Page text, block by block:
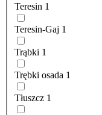
Teresin 1
Teresin-Gaj 1
Trąbki 1
Trębki osada 1
Tłuszcz 1